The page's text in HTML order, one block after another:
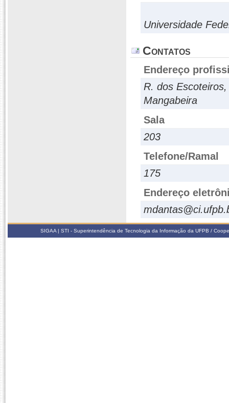
Universidade
Contatos
Endereço
R. dos
Mangabeira
Sala
203
Telefone/Ramal
175
Endereço
SIGAA | STI - Superintendência de Tecnologia da Informação da UFPB /